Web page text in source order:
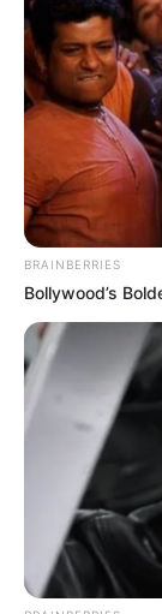
TEMAS
LIGA
CORTES
BRAINBERRIES
Bollywood’s